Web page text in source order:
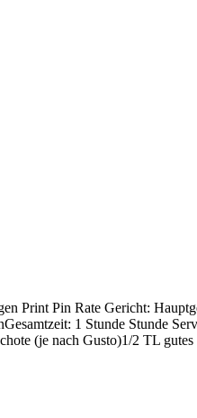
Print Pin Rate Gericht:
1 Stunde Stunde
(je nach Gusto)1/2 TL